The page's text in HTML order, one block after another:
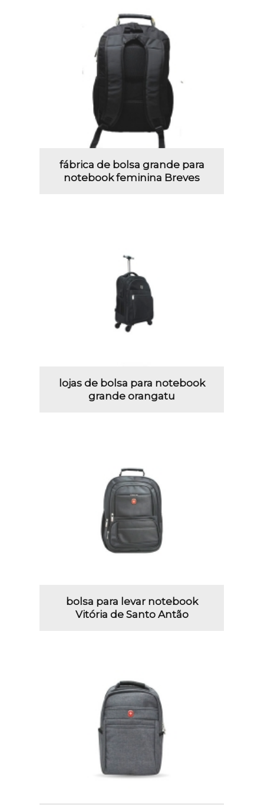
fábrica de bolsa grande para
notebook feminina Breves
lojas de bolsa para notebook
grande orangatu
bolsa para levar notebook
Vitória de Santo Antão